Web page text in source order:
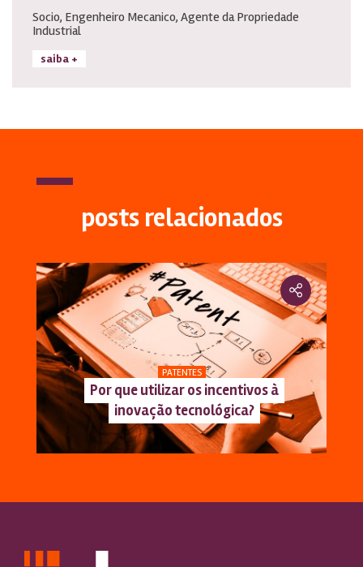
Socio, Engenheiro Mecanico, Agente da Propriedade
Industrial
saiba +
posts relacionados
PATENTES
Por que utilizar os incentivos à
inovação tecnológica?